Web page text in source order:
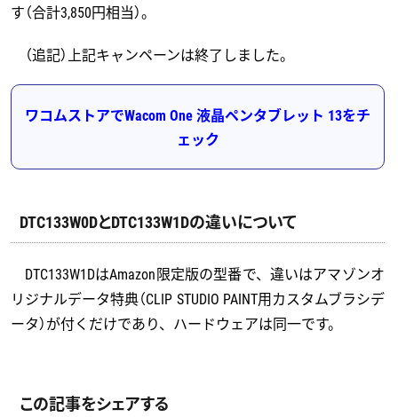
す（合計3,850円相当）。
（追記）上記キャンペーンは終了しました。
ワコムストアでWacom One 液晶ペンタブレット 13をチ
ェック
DTC133W0DとDTC133W1Dの違いについて
DTC133W1DはAmazon限定版の型番で、違いはアマゾンオ
リジナルデータ特典（CLIP STUDIO PAINT用カスタムブラシデ
ータ）が付くだけであり、ハードウェアは同一です。
この記事をシェアする